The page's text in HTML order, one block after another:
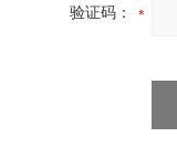
验证码：